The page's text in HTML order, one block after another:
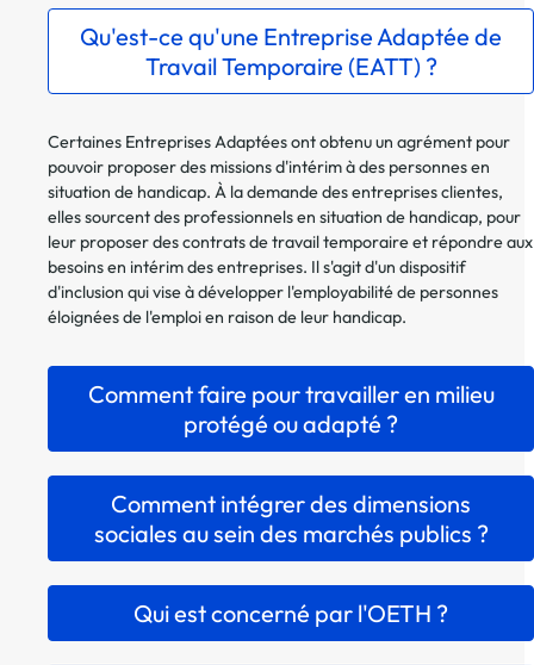
Qu'est-ce qu'une Entreprise Adaptée de
Travail Temporaire (EATT) ?
Certaines Entreprises Adaptées ont obtenu un agrément pour
pouvoir proposer des missions d'intérim à des personnes en
situation de handicap. À la demande des entreprises clientes,
elles sourcent des professionnels en situation de handicap, pour
leur proposer des contrats de travail temporaire et répondre aux
besoins en intérim des entreprises. Il s'agit d'un dispositif
d'inclusion qui vise à développer l'employabilité de personnes
éloignées de l'emploi en raison de leur handicap.
Comment faire pour travailler en milieu
protégé ou adapté ?
Comment intégrer des dimensions
sociales au sein des marchés publics ?
Qui est concerné par l'OETH ?